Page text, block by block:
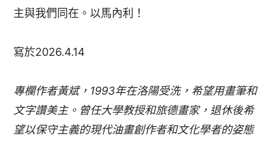
主與我們同在。以馬內利！
寫於2026.4.14
專欄作者黃斌，1993年在洛陽受洗，希望用畫筆和
文字讚美主。曾任大學教授和旅德畫家，退休後希
望以保守主義的現代油畫創作者和文化學者的姿態